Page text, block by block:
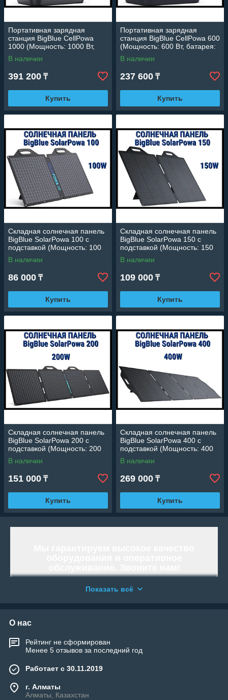
Портативная зарядная
станция BigBlue CellPowa
1000 (Мощность: 1000 Вт,
батарея: LiFePO4)
В наличии
391 200 ₸
Купить
Портативная зарядная
станция BigBlue CellPowa 600
(Мощность: 600 Вт, батарея:
LiFePO4)
В наличии
237 600 ₸
Купить
Складная солнечная панель
BigBlue SolarPowa 100 с
подставкой (Мощность: 100
Вт, IP68, разъем: MC4)
В наличии
86 000 ₸
Купить
Складная солнечная панель
BigBlue SolarPowa 150 с
подставкой (Мощность: 150
Вт, IP68, разъем: MC4)
В наличии
109 000 ₸
Купить
Складная солнечная панель
BigBlue SolarPowa 200 с
подставкой (Мощность: 200
Вт, IP68, разъем: MC4)
В наличии
151 000 ₸
Купить
Складная солнечная панель
BigBlue SolarPowa 400 с
подставкой (Мощность: 400
Вт, IP68, разъем: MC4)
В наличии
269 000 ₸
Купить
по всей территории Республики
Показать всё
О нас
Рейтинг не сформирован
Менее 5 отзывов за последний год
Работает с 30.11.2019
г. Алматы
Алматы, Казахстан